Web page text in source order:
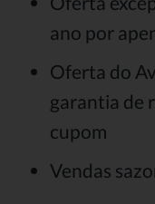
ano por
Oferta do
garantia de
cupom
Vendas